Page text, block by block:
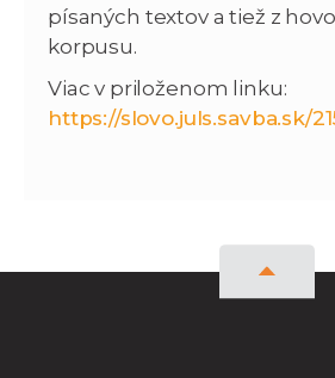
písaných textov a tiež z
korpusu.
Viac v priloženom linku:
https://slovo.juls.savba.sk/